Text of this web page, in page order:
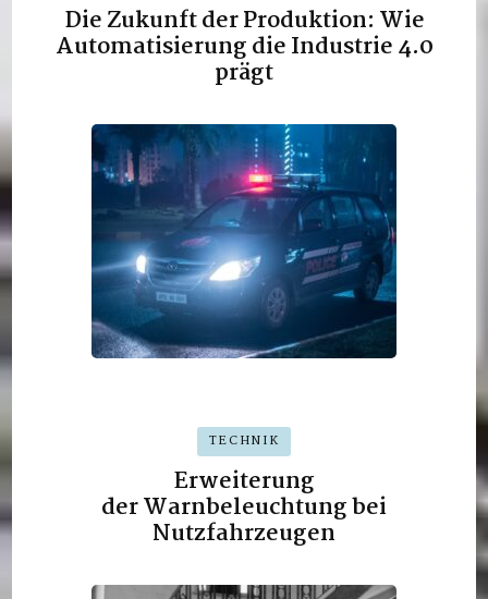
Die Zukunft der Produktion: Wie
Automatisierung die Industrie 4.0
prägt
TECHNIK
Erweiterung
der Warnbeleuchtung bei
Nutzfahrzeugen